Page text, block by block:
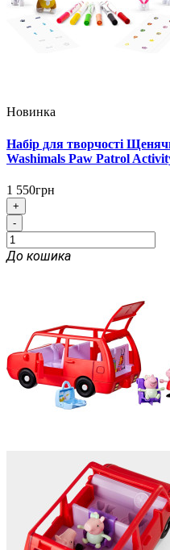
Новинка
Набір для творчості
Washimals Paw Patrol
1 550грн
+
-
До кошика